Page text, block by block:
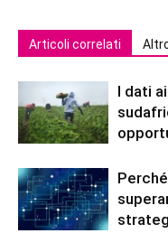
Articoli correlati
I dati